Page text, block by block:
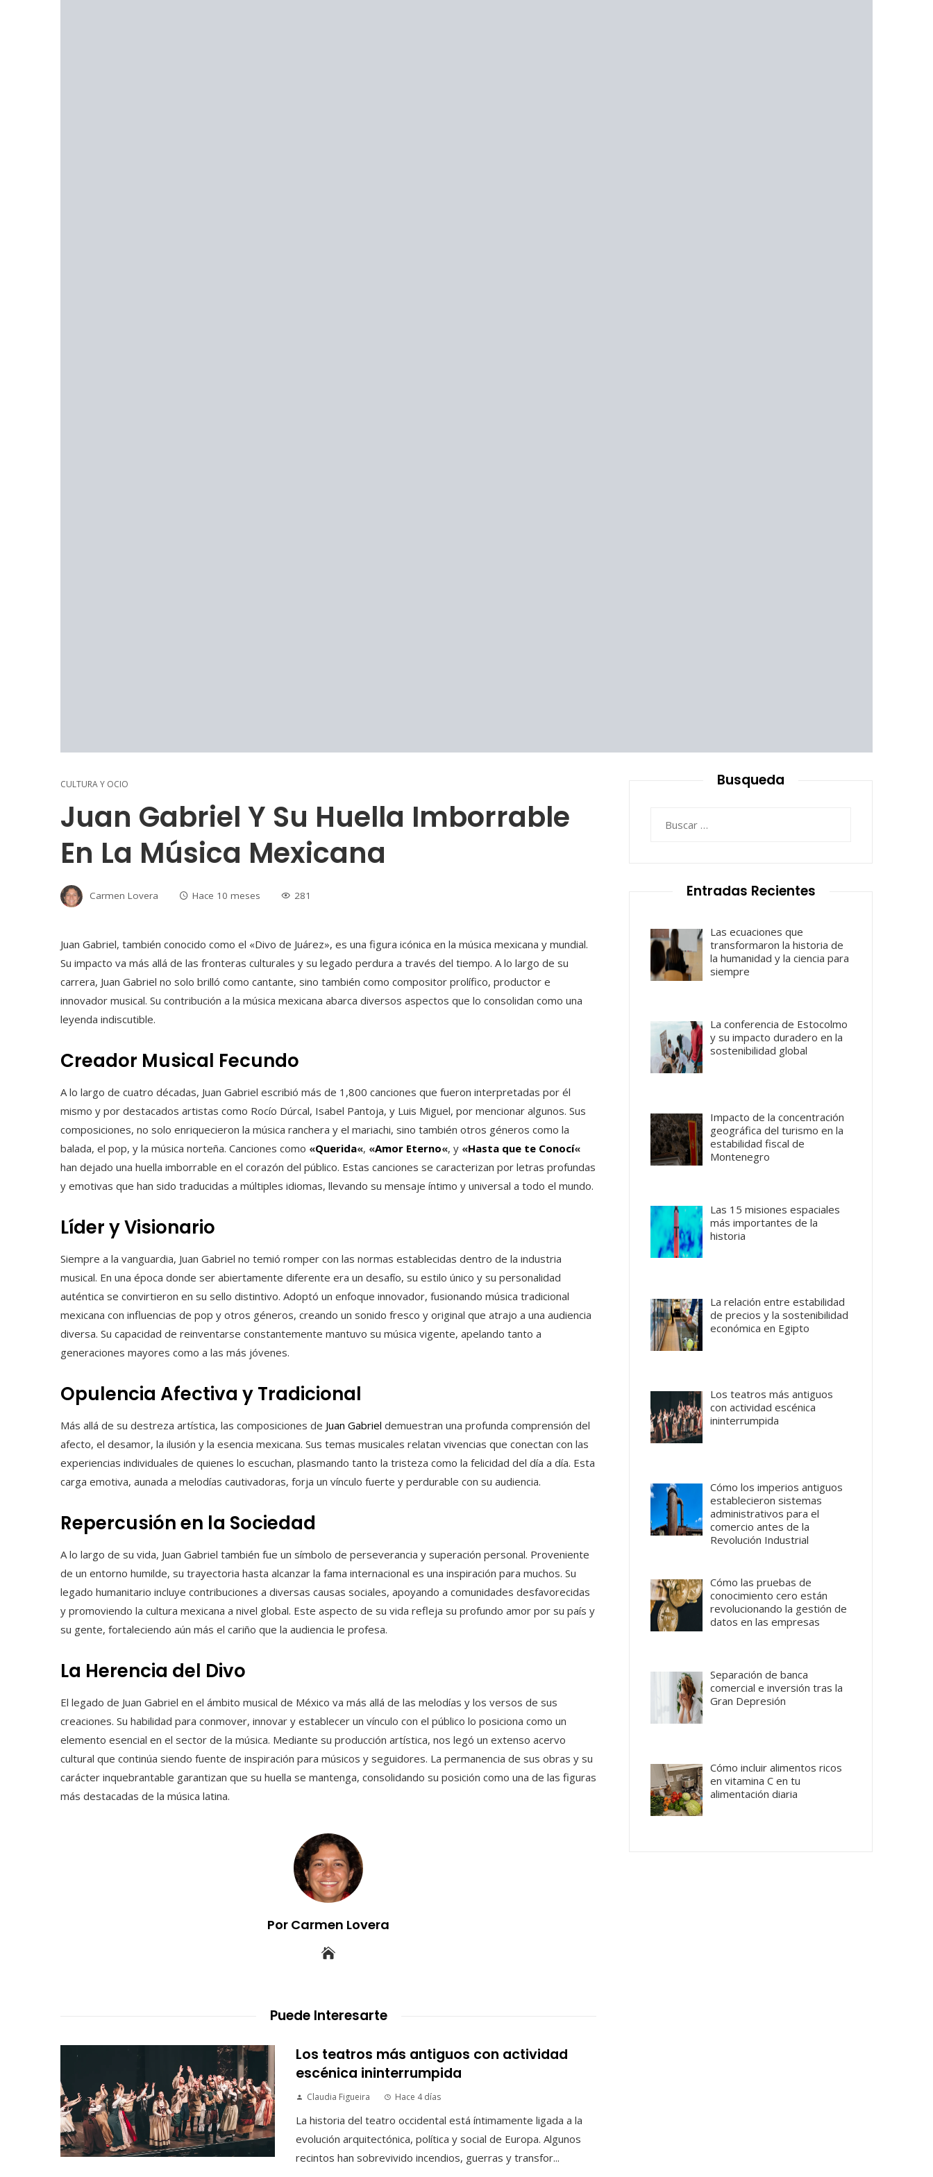
CULTURA Y OCIO
Juan Gabriel Y Su Huella Imborrable
En La Música Mexicana
Carmen Lovera Hace 10 meses 281
Juan Gabriel, también conocido como el «Divo de Juárez», es una figura icónica en la música mexicana y mundial.
Su impacto va más allá de las fronteras culturales y su legado perdura a través del tiempo. A lo largo de su
carrera, Juan Gabriel no solo brilló como cantante, sino también como compositor prolífico, productor e
innovador musical. Su contribución a la música mexicana abarca diversos aspectos que lo consolidan como una
leyenda indiscutible.
Creador Musical Fecundo
A lo largo de cuatro décadas, Juan Gabriel escribió más de 1,800 canciones que fueron interpretadas por él
mismo y por destacados artistas como Rocío Dúrcal, Isabel Pantoja, y Luis Miguel, por mencionar algunos. Sus
composiciones, no solo enriquecieron la música ranchera y el mariachi, sino también otros géneros como la
balada, el pop, y la música norteña. Canciones como «Querida«, «Amor Eterno«, y «Hasta que te Conocí«
han dejado una huella imborrable en el corazón del público. Estas canciones se caracterizan por letras profundas
y emotivas que han sido traducidas a múltiples idiomas, llevando su mensaje íntimo y universal a todo el mundo.
Líder y Visionario
Siempre a la vanguardia, Juan Gabriel no temió romper con las normas establecidas dentro de la industria
musical. En una época donde ser abiertamente diferente era un desafío, su estilo único y su personalidad
auténtica se convirtieron en su sello distintivo. Adoptó un enfoque innovador, fusionando música tradicional
mexicana con influencias de pop y otros géneros, creando un sonido fresco y original que atrajo a una audiencia
diversa. Su capacidad de reinventarse constantemente mantuvo su música vigente, apelando tanto a
generaciones mayores como a las más jóvenes.
Opulencia Afectiva y Tradicional
Más allá de su destreza artística, las composiciones de Juan Gabriel demuestran una profunda comprensión del
afecto, el desamor, la ilusión y la esencia mexicana. Sus temas musicales relatan vivencias que conectan con las
experiencias individuales de quienes lo escuchan, plasmando tanto la tristeza como la felicidad del día a día. Esta
carga emotiva, aunada a melodías cautivadoras, forja un vínculo fuerte y perdurable con su audiencia.
Repercusión en la Sociedad
A lo largo de su vida, Juan Gabriel también fue un símbolo de perseverancia y superación personal. Proveniente
de un entorno humilde, su trayectoria hasta alcanzar la fama internacional es una inspiración para muchos. Su
legado humanitario incluye contribuciones a diversas causas sociales, apoyando a comunidades desfavorecidas
y promoviendo la cultura mexicana a nivel global. Este aspecto de su vida refleja su profundo amor por su país y
su gente, fortaleciendo aún más el cariño que la audiencia le profesa.
La Herencia del Divo
El legado de Juan Gabriel en el ámbito musical de México va más allá de las melodías y los versos de sus
creaciones. Su habilidad para conmover, innovar y establecer un vínculo con el público lo posiciona como un
elemento esencial en el sector de la música. Mediante su producción artística, nos legó un extenso acervo
cultural que continúa siendo fuente de inspiración para músicos y seguidores. La permanencia de sus obras y su
carácter inquebrantable garantizan que su huella se mantenga, consolidando su posición como una de las figuras
más destacadas de la música latina.
Por Carmen Lovera
Puede Interesarte
Los teatros más antiguos con actividad
escénica ininterrumpida
Claudia Figueira Hace 4 días
La historia del teatro occidental está íntimamente ligada a la
evolución arquitectónica, política y social de Europa. Algunos
recintos han sobrevivido incendios, guerras y transfor...
Busqueda
Entradas Recientes
Las ecuaciones que
transformaron la historia de
la humanidad y la ciencia para
siempre
La conferencia de Estocolmo
y su impacto duradero en la
sostenibilidad global
Impacto de la concentración
geográfica del turismo en la
estabilidad fiscal de
Montenegro
Las 15 misiones espaciales
más importantes de la
historia
La relación entre estabilidad
de precios y la sostenibilidad
económica en Egipto
Los teatros más antiguos
con actividad escénica
ininterrumpida
Cómo los imperios antiguos
establecieron sistemas
administrativos para el
comercio antes de la
Revolución Industrial
Cómo las pruebas de
conocimiento cero están
revolucionando la gestión de
datos en las empresas
Separación de banca
comercial e inversión tras la
Gran Depresión
Cómo incluir alimentos ricos
en vitamina C en tu
alimentación diaria